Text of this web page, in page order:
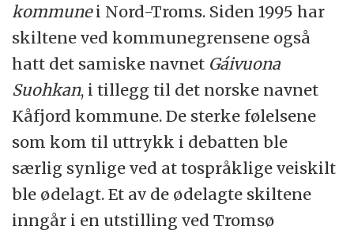
kommunei Nord-Troms. Siden 1995 har
skiltene ved kommunegrensene også
hatt det samiske navnet Gáivuona
Suohkan, i tillegg til det norske navnet
Kåfjord kommune. De sterke følelsene
som kom til uttrykk i debatten ble
særlig synlige ved at tospråklige veiskilt
ble ødelagt. Et av de ødelagte skiltene
inngår i en utstilling ved Tromsø